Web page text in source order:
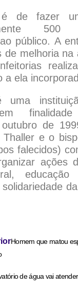
é de fazer
público. A
de melhoria na
a ela
uma
finalidade
de
e o
falecidos)
ações
Homem que matou
de água vai